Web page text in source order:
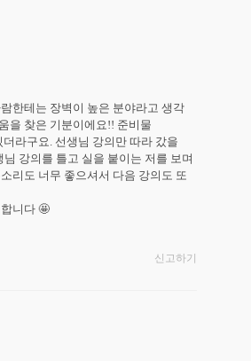
한테는 장벽이 높은 분야라고 생각
을 찾은 기분이에요!! 준비물
라구요. 선생님 강의만 따라 갔을
강의를 틀고 실을 붙이는 저를 보며
리도 너무 좋으셔서 다음 강의도 또
니다 🤩
신고하기